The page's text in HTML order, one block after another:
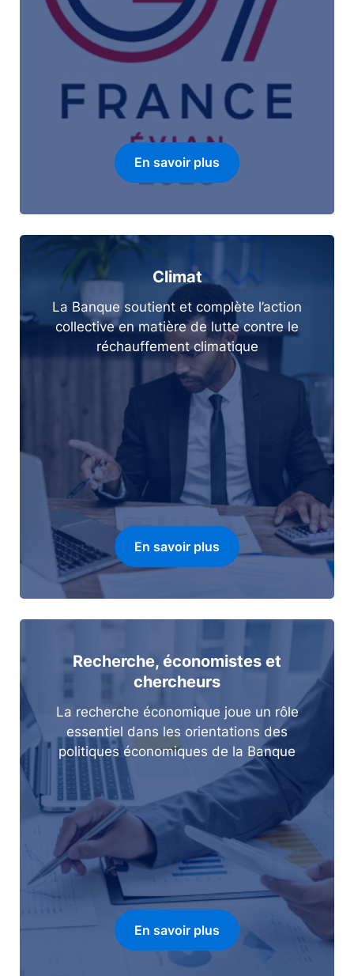
En savoir plus
Climat
La Banque soutient et complète l’action
collective en matière de lutte contre le
réchauffement climatique
En savoir plus
Recherche, économistes et
chercheurs
La recherche économique joue un rôle
essentiel dans les orientations des
politiques économiques de la Banque
En savoir plus